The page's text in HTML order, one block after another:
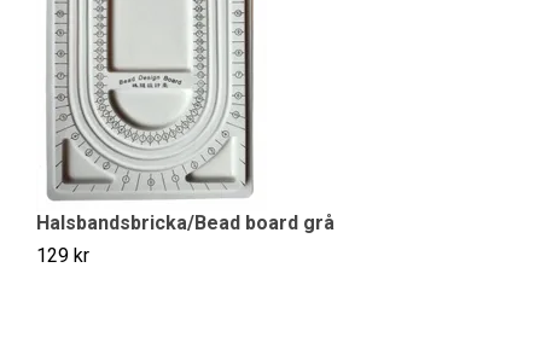
Halsbandsbricka/Bead board grå
129 kr